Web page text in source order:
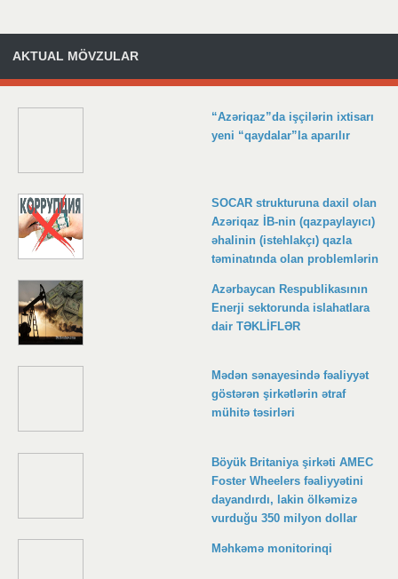
AKTUAL MÖVZULAR
“Azəriqaz”da işçilərin ixtisarı
yeni “qaydalar”la aparılır
SOCAR strukturuna daxil olan
Azəriqaz İB-nin (qazpaylayıcı)
əhalinin (istehlakçı) qazla
təminatında olan problemlərin
Azərbaycan Respublikasının
Enerji sektorunda islahatlara
dair TƏKLİFLƏR
Mədən sənayesində fəaliyyət
göstərən şirkətlərin ətraf
mühitə təsirləri
Böyük Britaniya şirkəti AMEC
Foster Wheelers fəaliyyətini
dayandırdı, lakin ölkəmizə
vurduğu 350 milyon dollar
vermədi!
Məhkəmə monitorinqi